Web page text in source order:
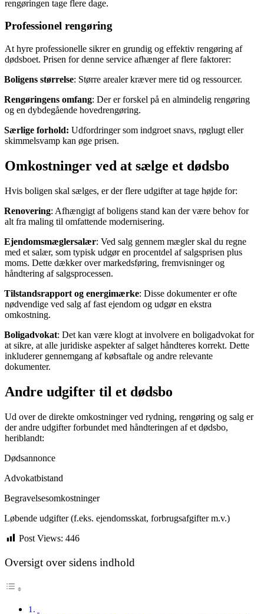
rengøringen tage flere dage.
Professionel rengøring
At hyre professionelle sikrer en grundig og effektiv rengøring af
dødsboet. Prisen for denne service afhænger af flere faktorer:
Boligens størrelse: Større arealer kræver mere tid og ressourcer.
Rengøringens omfang: Der er forskel på en almindelig rengøring
og en dybdegående hovedrengøring.
Særlige forhold: Udfordringer som indgroet snavs, røglugt eller
skimmelsvamp kan øge prisen.
Omkostninger ved at sælge et dødsbo
Hvis boligen skal sælges, er der flere udgifter at tage højde for:
Renovering: Afhængigt af boligens stand kan der være behov for
alt fra maling til omfattende modernisering.
Ejendomsmæglersalær: Ved salg gennem mægler skal du regne
med et salær, som typisk udgør en procentdel af salgsprisen plus
moms. Dette dækker over markedsføring, fremvisninger og
håndtering af salgsprocessen.
Tilstandsrapport og energimærke: Disse dokumenter er ofte
nødvendige ved salg af fast ejendom og udgør en ekstra
omkostning.
Boligadvokat: Det kan være klogt at involvere en boligadvokat for
at sikre, at alle juridiske aspekter af salget håndteres korrekt. Dette
inkluderer gennemgang af købsaftale og andre relevante
dokumenter.
Andre udgifter til et dødsbo
Ud over de direkte omkostninger ved rydning, rengøring og salg er
der andre udgifter forbundet med håndteringen af et dødsbo,
heriblandt:
Dødsannonce
Advokatbistand
Begravelsesomkostninger
Løbende udgifter (f.eks. ejendomsskat, forbrugsafgifter m.v.)
Post Views: 446
Oversigt over sidens indhold